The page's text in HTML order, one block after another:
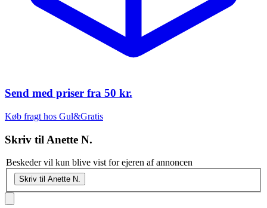
Send med priser fra 50 kr.
Køb fragt hos Gul&Gratis
Skriv til Anette N.
Beskeder vil kun blive vist for ejeren af annoncen
Skriv til Anette N.